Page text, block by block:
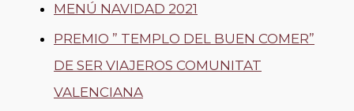
MENÚ NAVIDAD 2021
PREMIO ” TEMPLO DEL BUEN COMER”
DE SER VIAJEROS COMUNITAT
VALENCIANA